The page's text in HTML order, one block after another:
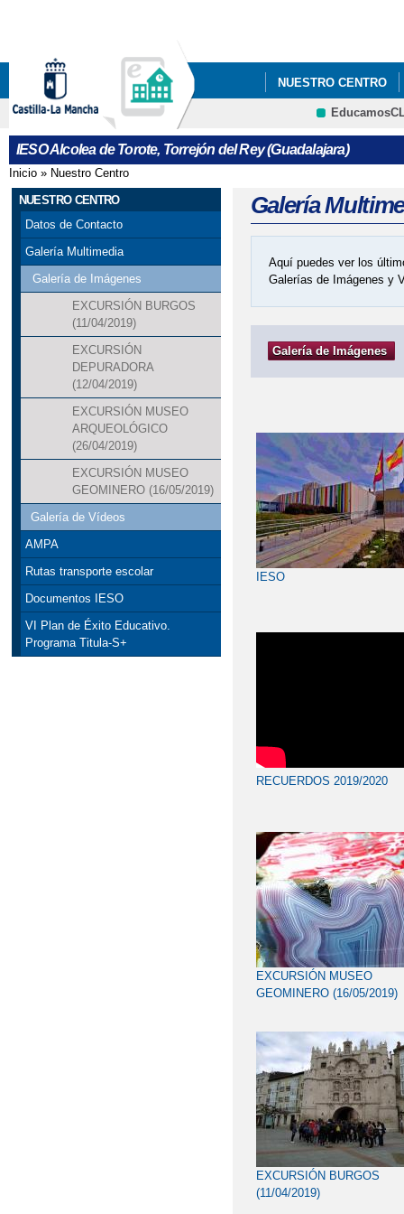
NUESTRO CENTRO
DEPARTAMENTOS
CRFP
IESO Alcolea de Torote, Torrejón del Rey (Guadalajara)
Se encuentra usted aquí
Inicio » Nuestro Centro
NUESTRO CENTRO
Datos de Contacto
Galería Multimedia
Galería de Imágenes
EXCURSIÓN BURGOS
(11/04/2019)
EXCURSIÓN
DEPURADORA
(12/04/2019)
EXCURSIÓN MUSEO
ARQUEOLÓGICO
(26/04/2019)
EXCURSIÓN MUSEO
GEOMINERO (16/05/2019)
Galería de Vídeos
AMPA
Rutas transporte escolar
Documentos IESO
VI Plan de Éxito Educativo.
Programa Titula-S+
Galería
Aquí puedes ver los
Galerías de Imágenes y
Galería de Imágenes
IESO
RECUERDOS 2019/2020
EXCURSIÓN MUSEO
GEOMINERO (16/05/2019)
EXCURSIÓN BURGOS
(11/04/2019)